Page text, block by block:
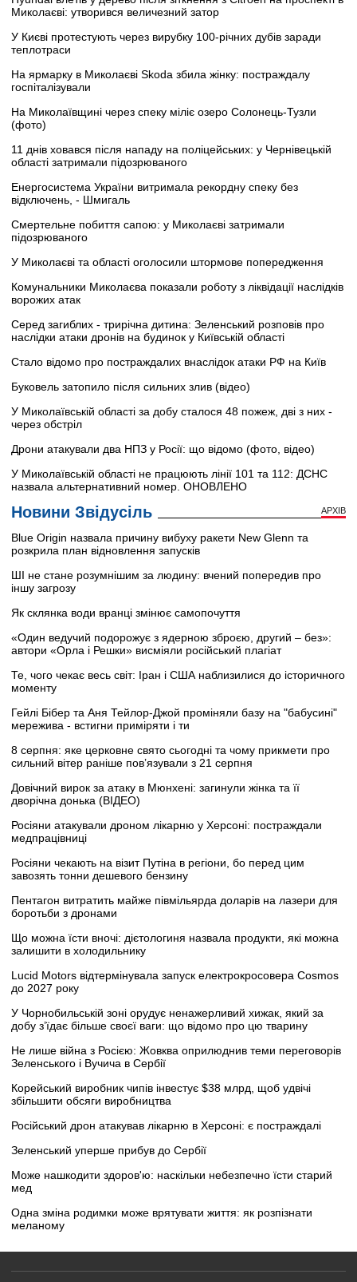
Миколаєві: утворився величезний затор
У Києві протестують через вирубку 100-річних дубів заради
теплотраси
На ярмарку в Миколаєві Skoda збила жінку: постраждалу
госпіталізували
На Миколаївщині через спеку міліє озеро Солонець-Тузли
(фото)
11 днів ховався після нападу на поліцейських: у Чернівецькій
області затримали підозрюваного
Енергосистема України витримала рекордну спеку без
відключень, - Шмигаль
Смертельне побиття сапою: у Миколаєві затримали
підозрюваного
У Миколаєві та області оголосили штормове попередження
Комунальники Миколаєва показали роботу з ліквідації наслідків
ворожих атак
Серед загиблих - трирічна дитина: Зеленський розповів про
наслідки атаки дронів на будинок у Київській області
Стало відомо про постраждалих внаслідок атаки РФ на Київ
Буковель затопило після сильних злив (відео)
У Миколаївській області за добу сталося 48 пожеж, дві з них -
через обстріл
Дрони атакували два НПЗ у Росії: що відомо (фото, відео)
У Миколаївській області не працюють лінії 101 та 112: ДСНС
назвала альтернативний номер. ОНОВЛЕНО
Новини Звідусіль АРХІВ
Blue Origin назвала причину вибуху ракети New Glenn та
розкрила план відновлення запусків
ШІ не стане розумнішим за людину: вчений попередив про
іншу загрозу
Як склянка води вранці змінює самопочуття
«Один ведучий подорожує з ядерною зброєю, другий – без»:
автори «Орла і Решки» висміяли російський плагіат
Те, чого чекає весь світ: Іран і США наблизилися до історичного
моменту
Гейлі Бібер та Аня Тейлор-Джой проміняли базу на "бабусині"
мережива - встигни приміряти і ти
8 серпня: яке церковне свято сьогодні та чому прикмети про
сильний вітер раніше пов’язували з 21 серпня
Довічний вирок за атаку в Мюнхені: загинули жінка та її
дворічна донька (ВІДЕО)
Росіяни атакували дроном лікарню у Херсоні: постраждали
медпрацівниці
Росіяни чекають на візит Путіна в регіони, бо перед цим
завозять тонни дешевого бензину
Пентагон витратить майже півмільярда доларів на лазери для
боротьби з дронами
Що можна їсти вночі: дієтологиня назвала продукти, які можна
залишити в холодильнику
Lucid Motors відтермінувала запуск електрокросовера Cosmos
до 2027 року
У Чорнобильській зоні орудує ненажерливий хижак, який за
добу з’їдає більше своєї ваги: що відомо про цю тварину
Не лише війна з Росією: Жовква оприлюднив теми переговорів
Зеленського і Вучича в Сербії
Корейський виробник чипів інвестує $38 млрд, щоб удвічі
збільшити обсяги виробництва
Російський дрон атакував лікарню в Херсоні: є постраждалі
Зеленський уперше прибув до Сербії
Може нашкодити здоров'ю: наскільки небезпечно їсти старий
мед
Одна зміна родимки може врятувати життя: як розпізнати
меланому